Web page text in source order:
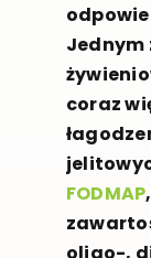
Jednym
coraz
FODMAP